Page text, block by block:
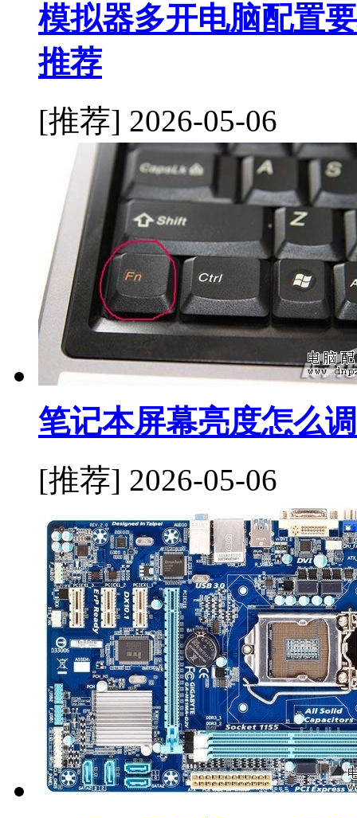
模拟器多开电脑配置
推荐
[推荐] 2026-05-06
笔记本屏幕亮度怎么
[推荐] 2026-05-06